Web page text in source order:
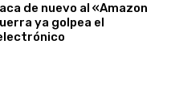
de nuevo al «Amazon
ya golpea el